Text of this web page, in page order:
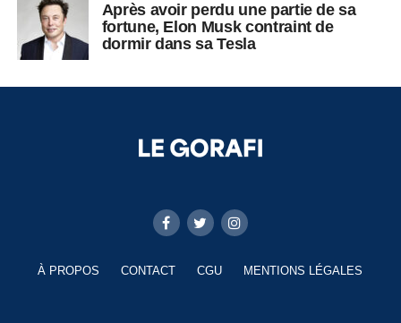
Après avoir perdu une partie de sa
fortune, Elon Musk contraint de
dormir dans sa Tesla
À PROPOS CONTACT CGU MENTIONS LÉGALES